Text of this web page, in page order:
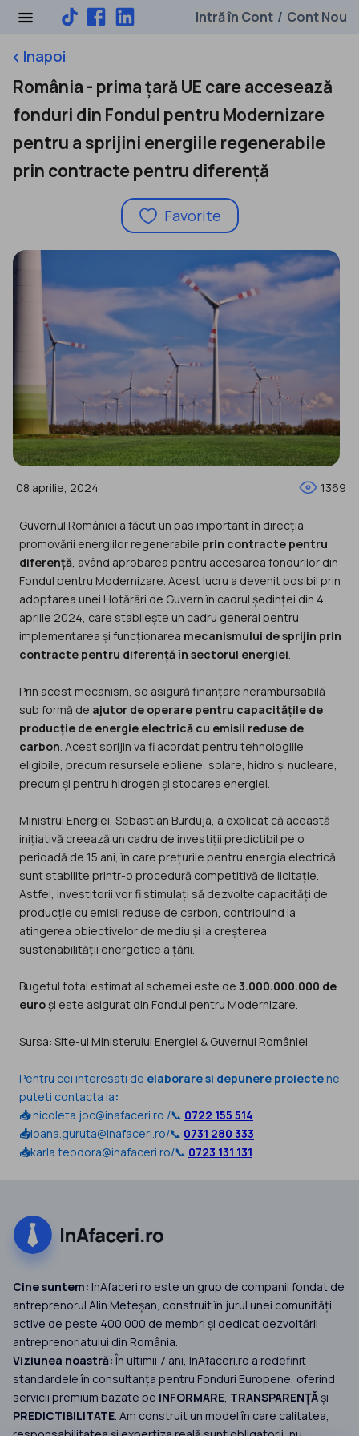
Intră în Cont / Cont Nou
keyboard_arrow_leftInapoi
România - prima țară UE care accesează
fonduri din Fondul pentru Modernizare
pentru a sprijini energiile regenerabile
prin contracte pentru diferență
Favorite
08 aprilie, 2024 1369
Guvernul României a făcut un pas important în direcția
promovării energiilor regenerabile prin contracte pentru
diferență, având aprobarea pentru accesarea fondurilor din
Fondul pentru Modernizare. Acest lucru a devenit posibil prin
adoptarea unei Hotărâri de Guvern în cadrul ședinței din 4
aprilie 2024, care stabilește un cadru general pentru
implementarea și funcționarea mecanismului de sprijin prin
contracte pentru diferență în sectorul energiei.
Prin acest mecanism, se asigură finanțare nerambursabilă
sub formă de ajutor de operare pentru capacitățile de
producție de energie electrică cu emisii reduse de
carbon. Acest sprijin va fi acordat pentru tehnologiile
eligibile, precum resursele eoliene, solare, hidro și nucleare,
precum și pentru hidrogen și stocarea energiei.
Ministrul Energiei, Sebastian Burduja, a explicat că această
inițiativă creează un cadru de investiții predictibil pe o
perioadă de 15 ani, în care prețurile pentru energia electrică
sunt stabilite printr-o procedură competitivă de licitație.
Astfel, investitorii vor fi stimulați să dezvolte capacități de
producție cu emisii reduse de carbon, contribuind la
atingerea obiectivelor de mediu și la creșterea
sustenabilității energetice a țării.
Bugetul total estimat al schemei este de 3.000.000.000 de
euroși este asigurat din Fondul pentru Modernizare.
Sursa: Site-ul Ministerului Energiei & Guvernul României
Pentru cei interesati de elaborare si depunere proiectene
puteti contacta la:
📥nicoleta.joc@inafaceri.ro /📞 0722 155 514
📥ioana.guruta@inafaceri.ro/📞 0731 280 333
📥karla.teodora@inafaceri.ro/📞 0723 131 131
Cine suntem: InAfaceri.ro este un grup de companii fondat de
antreprenorul Alin Meteșan, construit în jurul unei comunități
active de peste 400.000 de membri și dedicat dezvoltării
antreprenoriatului din România.
Viziunea noastră:În ultimii 7 ani, InAfaceri.ro a redefinit
standardele în consultanța pentru Fonduri Europene, oferind
servicii premium bazate pe INFORMARE, TRANSPARENȚĂși
PREDICTIBILITATE. Am construit un model în care calitatea,